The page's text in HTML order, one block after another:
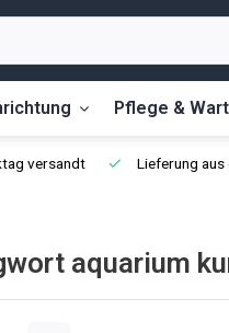
Pflege &
versandt Lieferung aus
aquarium